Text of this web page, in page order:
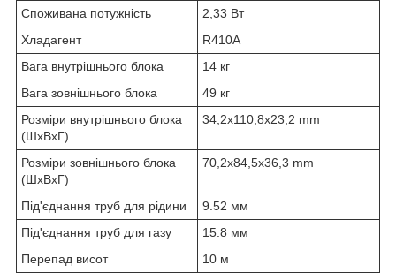
Споживана потужність
2,33 Вт
Хладагент
R410A
Вага внутрішнього блока
14 кг
Вага зовнішнього блока
49 кг
Розміри внутрішнього блока
(ШхВхГ)
34,2х110,8х23,2 mm
Розміри зовнішнього блока
(ШxВxГ)
70,2х84,5х36,3 mm
Під'єднання труб для рідини
9.52 мм
Під'єднання труб для газу
15.8 мм
Перепад висот
10 м